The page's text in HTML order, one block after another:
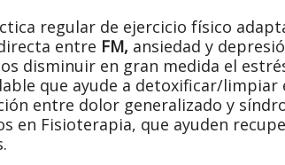
regular de ejercicio físico
entre FM, ansiedad y
disminuir en gran medida el
que ayude a detoxificar/
entre dolor generalizado y
en Fisioterapia, que ayuden